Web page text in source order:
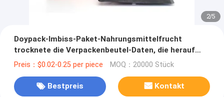
2/5
Doypack-Imbiss-Paket-Nahrungsmittelfrucht
trocknete die Verpackenbeutel-Daten, die herauf
Ergänzungs-Tasche stehen
Preis：$0.02-0.25 per piece MOQ：20000 Stück
Bestpreis Kontakt